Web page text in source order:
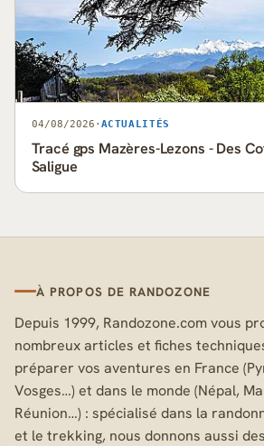
04/08/2026 · ACTUALITÉS
Tracé gps Mazères-Lezons - Des
Saligue
À PROPOS DE RANDOZONE
Depuis 1999, Randozone.com vous
nombreux articles et fiches
préparer vos aventures en France
Vosges…) et dans le monde (Népal,
Réunion…) : spécialisé dans la
et le trekking, nous donnons aussi